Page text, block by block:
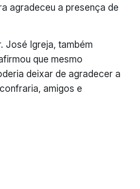
agradeceu a presença de
José Igreja, também
que mesmo
deixar de agradecer a
amigos e